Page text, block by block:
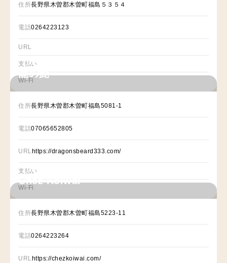
住所長野県木曽郡木曽町福島５３５４
電話0264223123
URL
支払い
Wi-Fi
龍の髭
住所長野県木曽郡木曽町福島5081-1
電話07065652805
URLhttps://dragonsbeard333.com/
支払い
Wi-Fi
Chez Koiwai
住所長野県木曽郡木曽町福島5223-11
電話0264223264
URLhttps://chezkoiwai.com/